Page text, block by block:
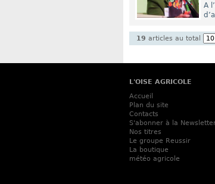
A
19 articles au total
L'OISE AGRICOLE
Accueil
Plan du site
Contacts
S'abonner à la
Nos titres
Le groupe Reussir
La boutique
météo agricole